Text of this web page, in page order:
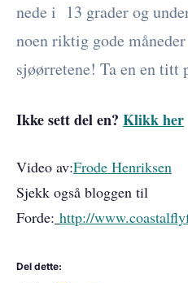
nede i 13 grader og
noen riktig gode
sjøørretene! Ta en en titt
Ikke sett del en? Klikk her
Video av:Frode Henriksen
Sjekk også bloggen til
Forde: http://
Del dette: